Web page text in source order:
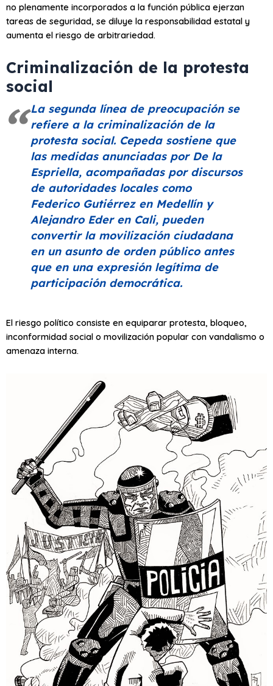
no plenamente incorporados a la función pública ejerzan
tareas de seguridad, se diluye la responsabilidad estatal y
aumenta el riesgo de arbitrariedad.
Criminalización de la protesta
social
La segunda línea de preocupación se
refiere a la criminalización de la
protesta social. Cepeda sostiene que
las medidas anunciadas por De la
Espriella, acompañadas por discursos
de autoridades locales como
Federico Gutiérrez en Medellín y
Alejandro Eder en Cali, pueden
convertir la movilización ciudadana
en un asunto de orden público antes
que en una expresión legítima de
participación democrática.
El riesgo político consiste en equiparar protesta, bloqueo,
inconformidad social o movilización popular con vandalismo o
amenaza interna.